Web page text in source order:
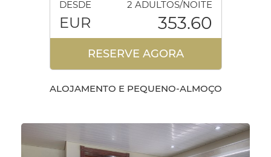
DESDE 2 ADULTOS/NOITE
EUR 353.60
RESERVE AGORA
ALOJAMENTO E PEQUENO-ALMOÇO